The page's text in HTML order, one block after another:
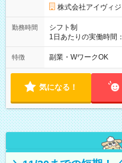
株式会社アイヴィジ
勤務時間
シフト制
1日あたりの実働時間
00(実働8h、休憩1h)
ん週5日勤務もOK♪ 勤務期間：2026年8月12日～9月9日※リスト
特徴 副業・WワークOK
気になる！